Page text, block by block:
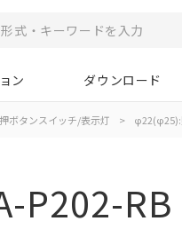
ン ダウンロード
押ボタンスイッチ/表示灯 > φ22(φ25):
P202-RB